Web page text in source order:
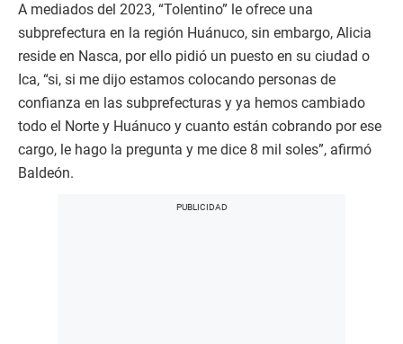
A mediados del 2023, “Tolentino” le ofrece una
subprefectura en la región Huánuco, sin embargo, Alicia
reside en Nasca, por ello pidió un puesto en su ciudad o
Ica, “si, si me dijo estamos colocando personas de
confianza en las subprefecturas y ya hemos cambiado
todo el Norte y Huánuco y cuanto están cobrando por ese
cargo, le hago la pregunta y me dice 8 mil soles”, afirmó
Baldeón.